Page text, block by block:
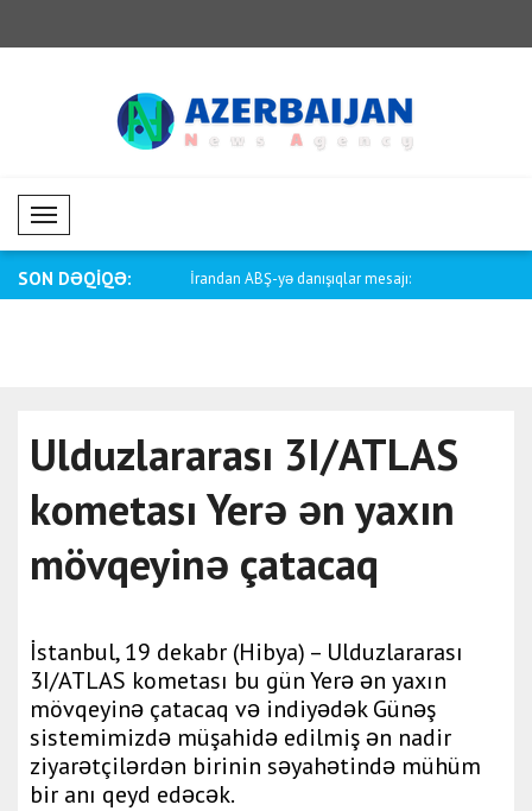
Mobil Menü
SON DƏQİQƏ:
Demokratik İrandan ABŞ-yə danışıqlar mesajı:
Ulduzlararası 3I/ATLAS
kometası Yerə ən yaxın
mövqeyinə çatacaq
İstanbul, 19 dekabr (Hibya) – Ulduzlararası
3I/ATLAS kometası bu gün Yerə ən yaxın
mövqeyinə çatacaq və indiyədək Günəş
sistemimizdə müşahidə edilmiş ən nadir
ziyarətçilərdən birinin səyahətində mühüm
bir anı qeyd edəcək.